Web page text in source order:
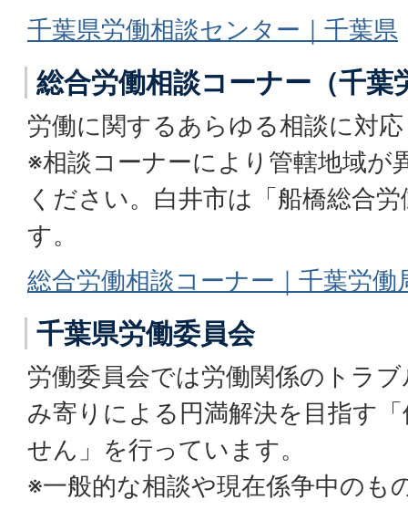
千葉県労働相談センター｜千葉県
総合労働相談コーナー（千葉
労働に関するあらゆる相談に対
※相談コーナーにより管轄地域が
ください。白井市は「船橋総合
す。
総合労働相談コーナー｜千葉労働
千葉県労働委員会
労働委員会では労働関係のトラ
み寄りによる円満解決を目指す
せん」を行っています。
※一般的な相談や現在係争中のも